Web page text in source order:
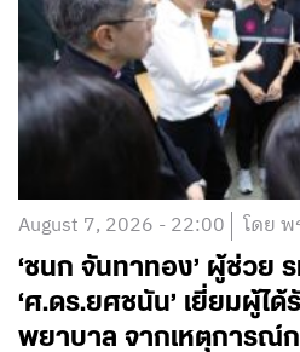
August 7, 2026 - 22:00 โดย พ
‘ชนก จันทาทอง’ ผู้ช่วย
‘ศ.ดร.ยศชนัน’ เยี่ยมผู้ได้
พยาบาล จากเหตุการณ์ก